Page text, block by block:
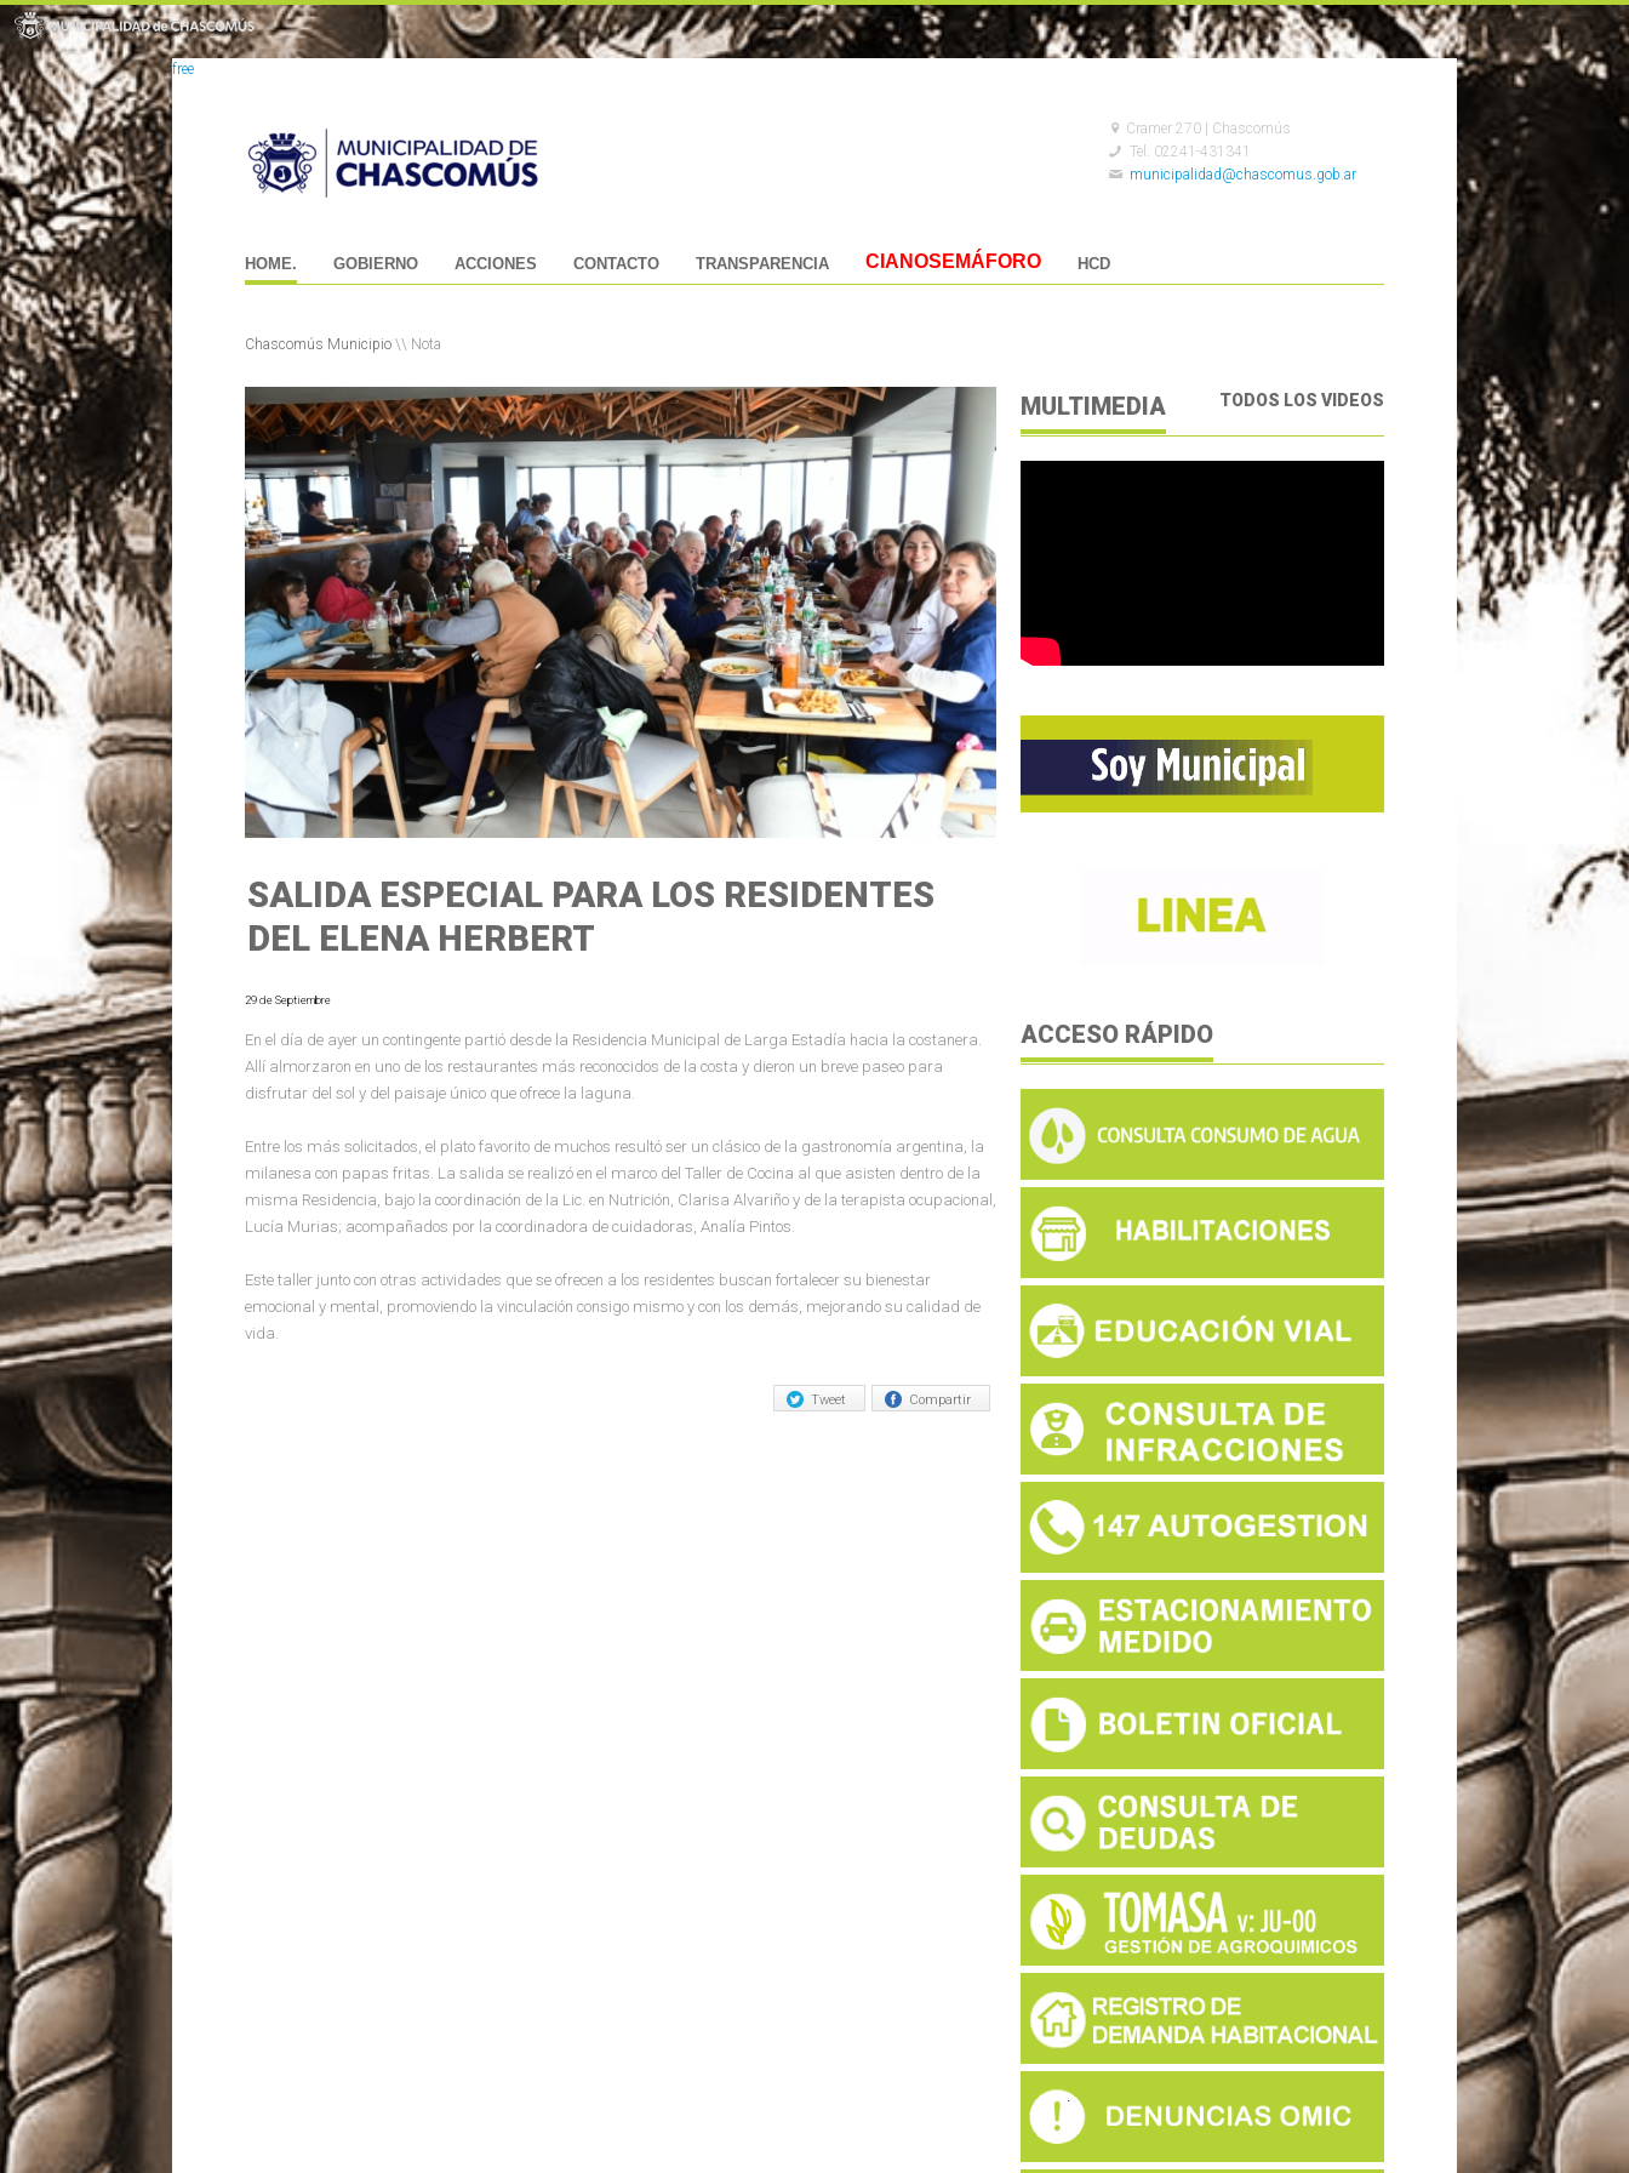
free
Cramer 270 | Chascomús
Tel: 02241-431341
municipalidad@chascomus.gob.ar
HOME. GOBIERNO ACCIONES CONTACTO TRANSPARENCIA CIANOSEMÁFORO HCD
Chascomús Municipio \\ Nota
SALIDA ESPECIAL PARA LOS RESIDENTES
DEL ELENA HERBERT
29 de Septiembre
En el día de ayer un contingente partió desde la Residencia Municipal de Larga Estadía hacia la costanera.
Allí almorzaron en uno de los restaurantes más reconocidos de la costa y dieron un breve paseo para
disfrutar del sol y del paisaje único que ofrece la laguna.
Entre los más solicitados, el plato favorito de muchos resultó ser un clásico de la gastronomía argentina, la
milanesa con papas fritas. La salida se realizó en el marco del Taller de Cocina al que asisten dentro de la
misma Residencia, bajo la coordinación de la Lic. en Nutrición, Clarisa Alvariño y de la terapista ocupacional,
Lucía Murias; acompañados por la coordinadora de cuidadoras, Analía Pintos.
Este taller junto con otras actividades que se ofrecen a los residentes buscan fortalecer su bienestar
emocional y mental, promoviendo la vinculación consigo mismo y con los demás, mejorando su calidad de
vida.
Compartir
Tweet
MULTIMEDIA TODOS LOS VIDEOS
ACCESO RÁPIDO